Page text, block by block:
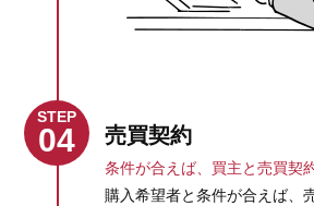
STEP
04 売買契約
条件が合えば、買主と売買契
購入希望者と条件が合えば、